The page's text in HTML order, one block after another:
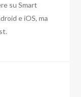
su Smart
e iOS, ma